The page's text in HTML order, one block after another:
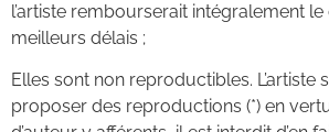
l’artiste rembourserait intégralement le
meilleurs délais ;
Elles sont non reproductibles. L’artiste
proposer des reproductions (*) en